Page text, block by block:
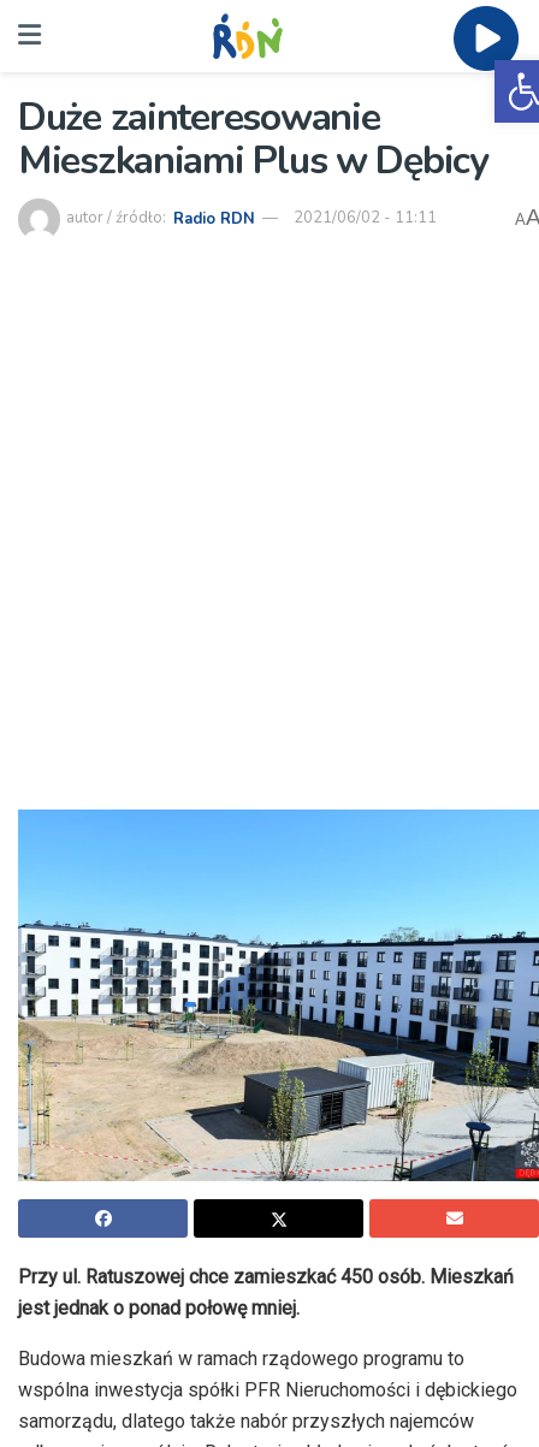
Duże zainteresowanie
Mieszkaniami Plus w Dębicy
autor / źródło: Radio RDN 2021/06/02 - 11:11 A
Przy ul. Ratuszowej chce zamieszkać 450 osób. Mieszkań
jest jednak o ponad połowę mniej.
Budowa mieszkań w ramach rządowego programu to
wspólna inwestycja spółki PFR Nieruchomości i dębickiego
samorządu, dlatego także nabór przyszłych najemców